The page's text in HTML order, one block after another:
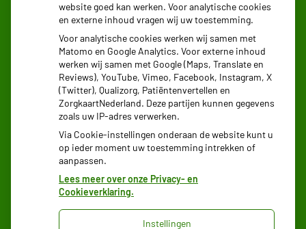
08.30 - 17:30
Woensdag:
08.30 - 17:30
Donderdag:
08.30 - 17:30
08.30 - 17:30
website goed kan werken. Voor analytische cookies
en externe inhoud vragen wij uw toestemming.
Voor analytische cookies werken wij samen met
Matomo en Google Analytics. Voor externe inhoud
werken wij samen met Google (Maps, Translate en
Reviews), YouTube, Vimeo, Facebook, Instagram, X
(Twitter), Qualizorg, Patiëntenvertellen en
ZorgkaartNederland. Deze partijen kunnen gegevens
zoals uw IP-adres verwerken.
Via Cookie-instellingen onderaan de website kunt u
op ieder moment uw toestemming intrekken of
aanpassen.
Lees meer over onze Privacy- en
Cookieverklaring.
Instellingen